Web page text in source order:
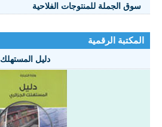
سوق الجملة للمنتوجات الفلاحية
المكتبة الرقمية
دليل المستهلك